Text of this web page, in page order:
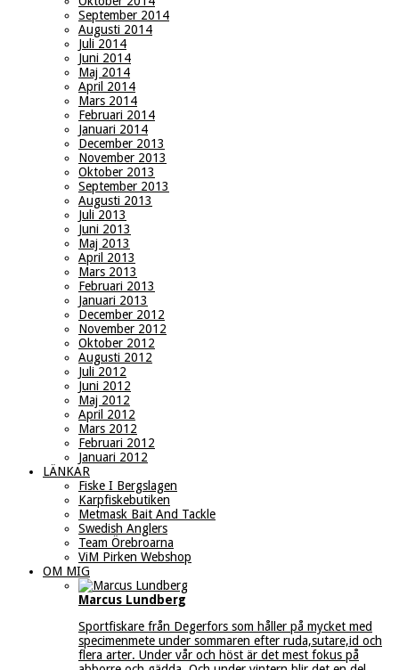
September 2014
Augusti 2014
Juli 2014
Juni 2014
Maj 2014
April 2014
Mars 2014
Februari 2014
Januari 2014
December 2013
November 2013
Oktober 2013
September 2013
Augusti 2013
Juli 2013
Juni 2013
Maj 2013
April 2013
Mars 2013
Februari 2013
Januari 2013
December 2012
November 2012
Oktober 2012
Augusti 2012
Juli 2012
Juni 2012
Maj 2012
April 2012
Mars 2012
Februari 2012
Januari 2012
LÄNKAR
Fiske I Bergslagen
Karpfiskebutiken
Metmask Bait And Tackle
Swedish Anglers
Team Örebroarna
ViM Pirken Webshop
OM MIG
Marcus Lundberg
Sportfiskare från Degerfors som håller på mycket med
specimenmete under sommaren efter ruda,sutare,id och
flera arter. Under vår och höst är det mest fokus på